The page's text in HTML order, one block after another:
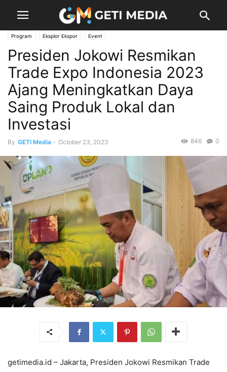
Program Eksplor Ekspor Event
Presiden Jokowi Resmikan
Trade Expo Indonesia 2023
Ajang Meningkatkan Daya
Saing Produk Lokal dan
Investasi
By GETI Media - October 23, 2023 0
846
getimedia.id – Jakarta, Presiden Jokowi Resmikan Trade